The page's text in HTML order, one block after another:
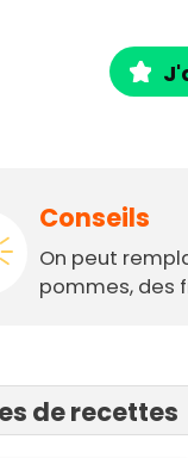
Conseils
On peut
pommes, des
de recettes